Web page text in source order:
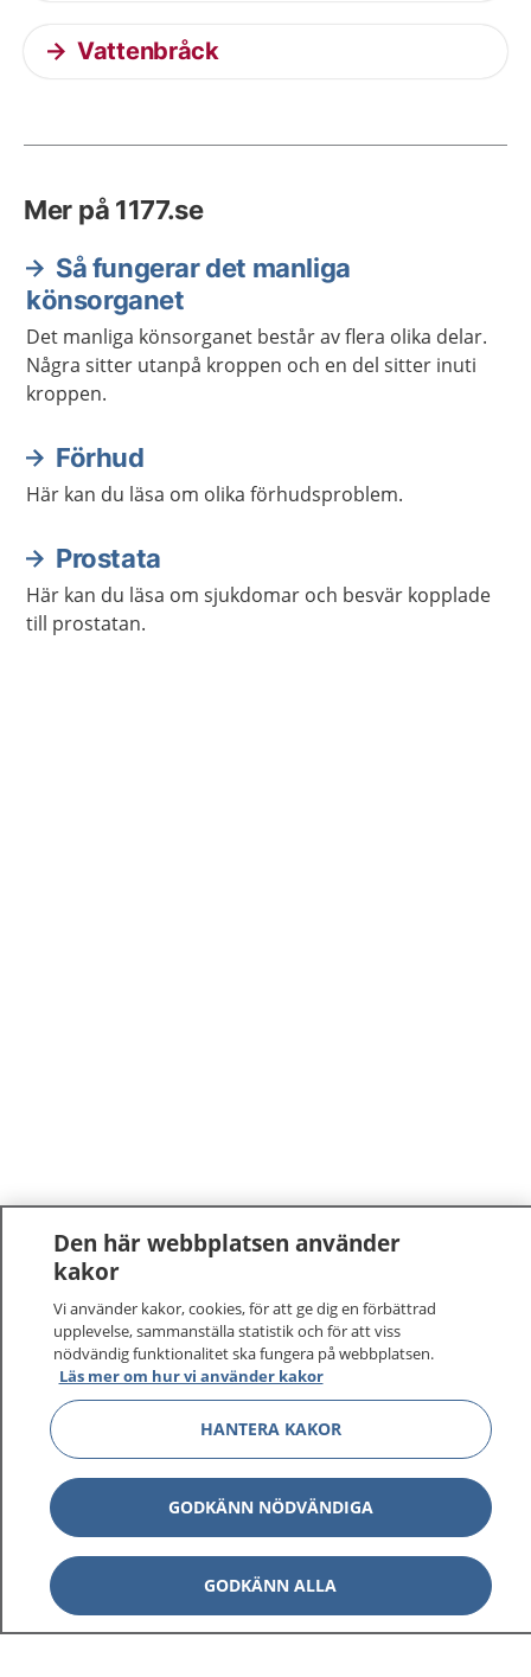
Vattenbråck
Mer på 1177.se
Så fungerar det manliga
könsorganet
Det manliga könsorganet består av flera olika delar.
Några sitter utanpå kroppen och en del sitter inuti
kroppen.
Förhud
Här kan du läsa om olika förhudsproblem.
Prostata
Här kan du läsa om sjukdomar och besvär kopplade
till prostatan.
1177–tryggt om din hälsa och vård
På 1177.se får du råd om hälsa och information om
sjukdomar och vilka mottagningar du kan kontakta.
Logga in för att läsa din journal och göra dina
vårdärenden. Ring telefonnummer 1177 för
sjukvårdsrådgivning dygnet runt.
1177 ger dig råd när du vill må bättre.
Den här webbplatsen använder
kakor
Vi använder kakor, cookies, för att ge dig en förbättrad
upplevelse, sammanställa statistik och för att viss
nödvändig funktionalitet ska fungera på webbplatsen.
Läs mer om hur vi använder kakor
HANTERA KAKOR
GODKÄNN NÖDVÄNDIGA
GODKÄNN ALLA